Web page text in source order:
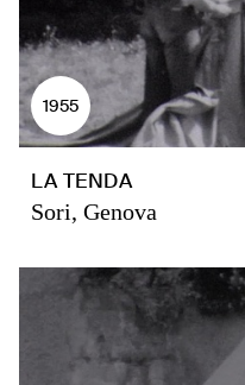
1955
LA TENDA
Sori, Genova